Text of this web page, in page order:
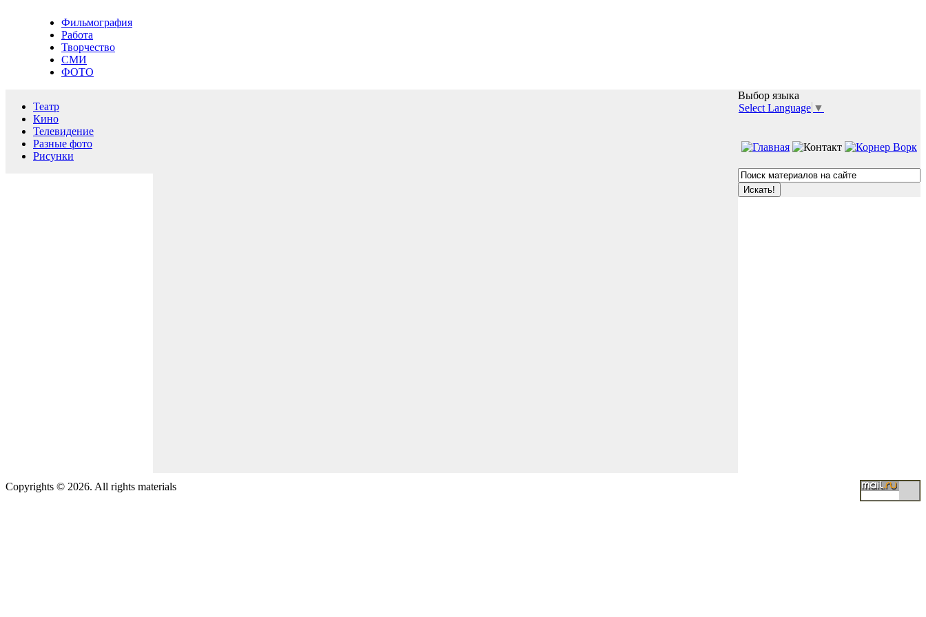
Фильмография
Работа
Творчество
СМИ
ФОТО
Театр
Кино
Телевидение
Разные фото
Рисунки
Выбор языка
Select Language ▼
Copyrights © 2026. All rights materials